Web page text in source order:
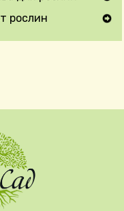
Navigation Menu
рослин
Navigation Menu